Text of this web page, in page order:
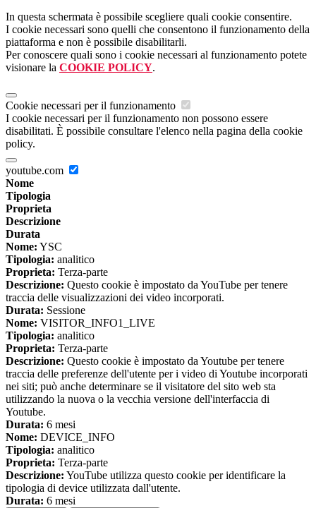
In questa schermata è possibile scegliere quali cookie consentire.
I cookie necessari sono quelli che consentono il funzionamento della
piattaforma e non è possibile disabilitarli.
Per conoscere quali sono i cookie necessari al funzionamento potete
visionare la COOKIE POLICY.
Cookie necessari per il funzionamento
I cookie necessari per il funzionamento non possono essere
disabilitati. È possibile consultare l'elenco nella pagina della cookie
policy.
youtube.com
Nome
Tipologia
Proprieta
Descrizione
Durata
Nome: YSC
Tipologia: analitico
Proprieta: Terza-parte
Descrizione: Questo cookie è impostato da YouTube per tenere
traccia delle visualizzazioni dei video incorporati.
Durata: Sessione
Nome: VISITOR_INFO1_LIVE
Tipologia: analitico
Proprieta: Terza-parte
Descrizione: Questo cookie è impostato da Youtube per tenere
traccia delle preferenze dell'utente per i video di Youtube incorporati
nei siti; può anche determinare se il visitatore del sito web sta
utilizzando la nuova o la vecchia versione dell'interfaccia di
Youtube.
Durata: 6 mesi
Nome: DEVICE_INFO
Tipologia: analitico
Proprieta: Terza-parte
Descrizione: YouTube utilizza questo cookie per identificare la
tipologia di device utilizzata dall'utente.
Durata: 6 mesi